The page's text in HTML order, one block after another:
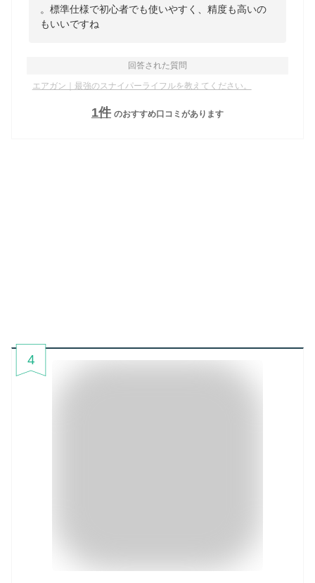
。標準仕様で初心者でも使いやすく、精度も高いの
もいいですね
回答された質問
エアガン｜最強のスナイパーライフルを教えてください。
1件 のおすすめ口コミがあります
4